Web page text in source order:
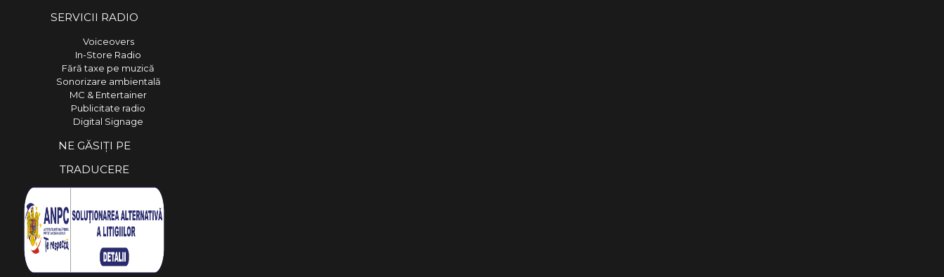
SERVICII RADIO
Voiceovers
In-Store Radio
Fără taxe pe muzică
Sonorizare ambientală
MC & Entertainer
Publicitate radio
Digital Signage
NE GĂSIȚI PE
TRADUCERE